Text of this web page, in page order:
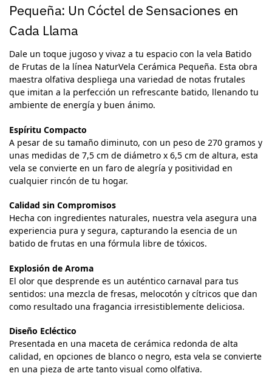
Pequeña: Un Cóctel de Sensaciones en
Cada Llama
Dale un toque jugoso y vivaz a tu espacio con la vela Batido
de Frutas de la línea NaturVela Cerámica Pequeña. Esta obra
maestra olfativa despliega una variedad de notas frutales
que imitan a la perfección un refrescante batido, llenando tu
ambiente de energía y buen ánimo.
Espíritu Compacto
A pesar de su tamaño diminuto, con un peso de 270 gramos y
unas medidas de 7,5 cm de diámetro x 6,5 cm de altura, esta
vela se convierte en un faro de alegría y positividad en
cualquier rincón de tu hogar.
Calidad sin Compromisos
Hecha con ingredientes naturales, nuestra vela asegura una
experiencia pura y segura, capturando la esencia de un
batido de frutas en una fórmula libre de tóxicos.
Explosión de Aroma
El olor que desprende es un auténtico carnaval para tus
sentidos: una mezcla de fresas, melocotón y cítricos que dan
como resultado una fragancia irresistiblemente deliciosa.
Diseño Ecléctico
Presentada en una maceta de cerámica redonda de alta
calidad, en opciones de blanco o negro, esta vela se convierte
en una pieza de arte tanto visual como olfativa.